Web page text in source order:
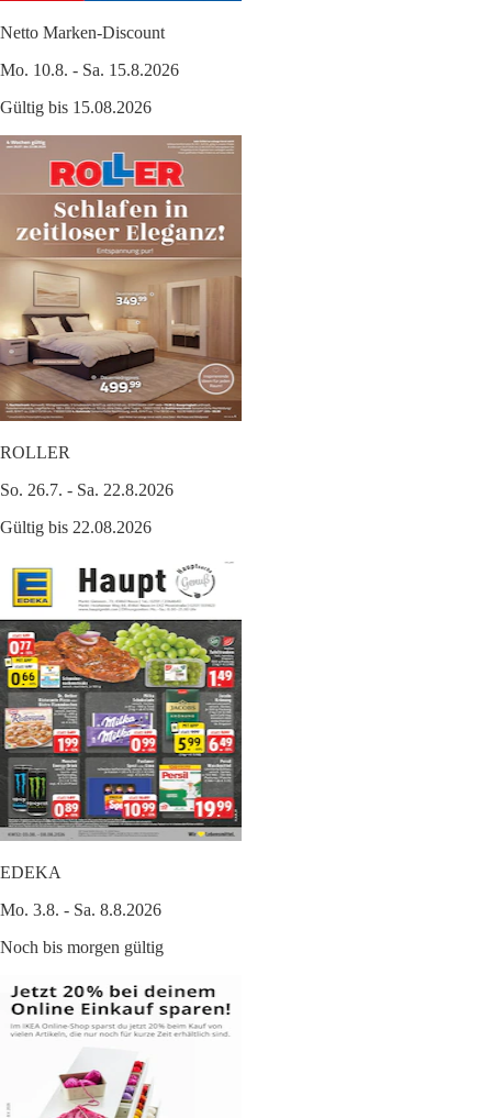
Netto Marken-Discount
Mo. 10.8. - Sa. 15.8.2026
Gültig bis 15.08.2026
ROLLER
So. 26.7. - Sa. 22.8.2026
Gültig bis 22.08.2026
EDEKA
Mo. 3.8. - Sa. 8.8.2026
Noch bis morgen gültig